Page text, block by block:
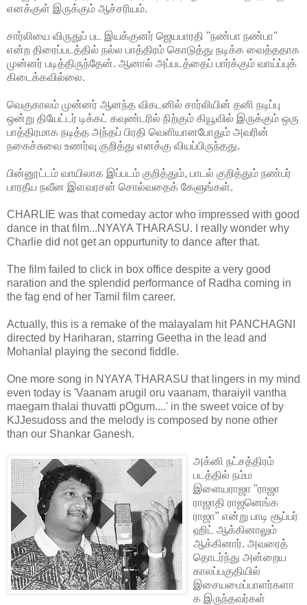
எனக்குள் இருக்கும் ஆச்சரியம்.
சார்லியை விருதுப் பட இயக்குனர் ஜெயபாரதி "நண்பா நண்பா"
என்ற திரைப்படத்தில் நல்ல பாத்திரம் கொடுத்து நடிக்க வைத்ததாக
முன்னர் படித்திருந்தேன். ஆனால் அப்படத்தைப் பார்க்கும் வாய்ப்புக்
கிடைக்கவில்லை.
வெகுகாலம் முன்னர் ஆனந்த விகடனில் சார்லியின் தனி நடிப்பு
ஒன்று தியேட்டர் டிக்கட் கவுண்டரில் நிற்கும் கியூவில் இருக்கும் ஒரு
பாத்திரமாக நடித்த அந்தப் பிரதி வெளியானபோதும் அவரின்
நகைச்சுவை உணர்வு குறித்து எனக்கு வியப்பிருந்தது.
பின்னூட்டம் வாயிலாக இப்படம் குறித்தும், பாடல் குறித்தும் நண்பர்
பாரதீய நவீன இளவரசன் சொல்வதைக் கேளுங்கள்.
CHARLIE was that comeday actor who impressed with good
dance in that film...NYAYA THARASU. I really wonder why
Charlie did not get an oppurtunity to dance after that.
The film failed to click in box office despite a very good
naration and the splendid performance of Radha coming in
the fag end of her Tamil film career.
Actually, this is a remake of the malayalam hit PANCHAGNI
directed by Hariharan, starring Geetha in the lead and
Mohanlal playing the second fiddle.
One more song in NYAYA THARASU that lingers in my mind
even today is 'Vaanam arugil oru vaanam, tharaiyil vantha
maegam thalai thuvatti pOgum....' in the sweet voice of by
KJJesudoss and the melody is composed by none other
than our Shankar Ganesh.
அக்னி நட்சத்திரம்
படத்தில் நம்ம
இளையராஜா "ராஜா
ராஜாதி ராஜனெங்க
ராஜா" என்று பாடி சூப்பர்
ஹிட் ஆக்கினாலும்
ஆக்கினார். அவரைத்
தொடர்ந்து அன்றைய
காலப்பகுதியில்
இசையமைப்பாளர்களா
க இருந்தவர்கள்